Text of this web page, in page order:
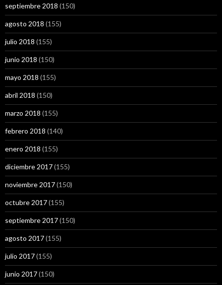
septiembre 2018 (150)
agosto 2018 (155)
julio 2018 (155)
junio 2018 (150)
mayo 2018 (155)
abril 2018 (150)
marzo 2018 (155)
febrero 2018 (140)
enero 2018 (155)
diciembre 2017(155)
noviembre 2017(150)
octubre 2017(155)
septiembre 2017(150)
agosto 2017(155)
julio 2017(155)
junio 2017(150)